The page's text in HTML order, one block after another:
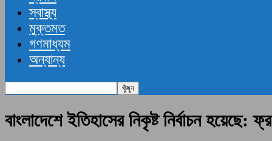
স্বাস্থ্য
মুক্তমত
গণমাধ্যম
অন্যান্য
বাংলাদেশে ইতিহাসের নিকৃষ্ট নির্বাচন হয়েছে: